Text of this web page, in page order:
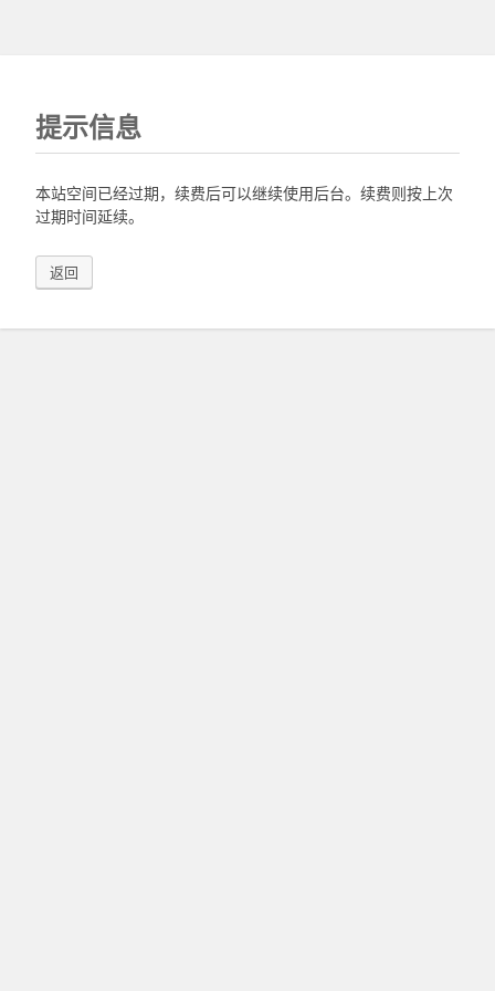
提示信息
本站空间已经过期，续费后可以继续使用后台。续费则按上次
过期时间延续。
返回